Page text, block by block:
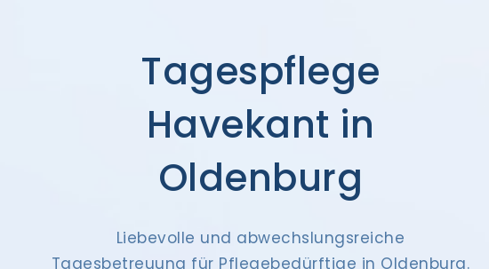
Tagespflege
Havekant in
Oldenburg
Liebevolle und abwechslungsreiche
Tagesbetreuung für Pflegebedürftige in Oldenburg.